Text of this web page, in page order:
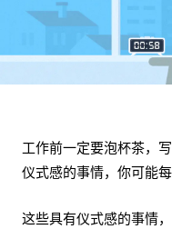
工作前一定要泡杯茶，
仪式感的事情，你可能每
这些具有仪式感的事情